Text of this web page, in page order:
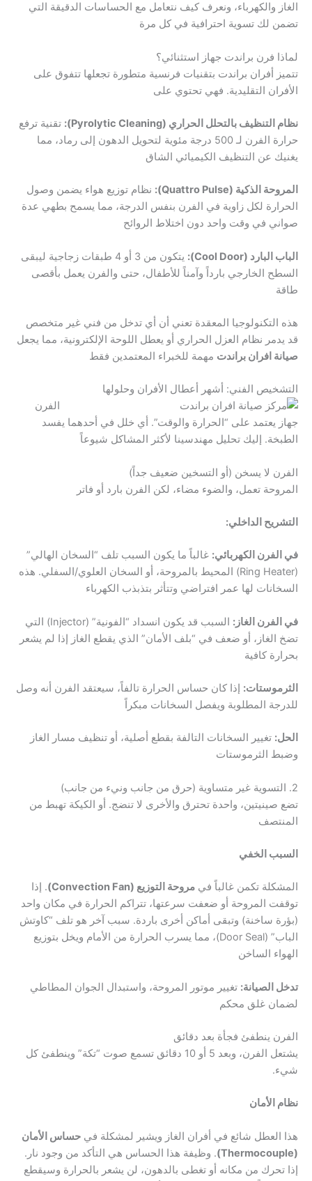
الغاز والكهرباء، ونعرف كيف نتعامل مع الحساسات الدقيقة التي
تضمن لك تسوية احترافية في كل مرة
لماذا فرن براندت جهاز استثنائي؟
تتميز أفران براندت بتقنيات فرنسية متطورة تجعلها تتفوق على
الأفران التقليدية. فهي تحتوي على
نظام التنظيف بالتحلل الحراري (Pyrolytic Cleaning):
تقنية ترفع
حرارة الفرن لـ 500 درجة مئوية لتحويل الدهون إلى رماد، مما
يغنيك عن التنظيف الكيميائي الشاق
المروحة الذكية (Quattro Pulse):
نظام توزيع هواء يضمن وصول
الحرارة لكل زاوية في الفرن بنفس الدرجة، مما يسمح بطهي عدة
صواني في وقت واحد دون اختلاط الروائح
الباب البارد (Cool Door):
يتكون من 3 أو 4 طبقات زجاجية ليبقى
السطح الخارجي بارداً وآمناً للأطفال، حتى والفرن يعمل بأقصى
طاقة
هذه التكنولوجيا المعقدة تعني أن أي تدخل من فني غير متخصص
قد يدمر نظام العزل الحراري أو يعطل اللوحة الإلكترونية، مما يجعل
صيانة افران براندت مهمة للخبراء المعتمدين فقط
التشخيص الفني: أشهر أعطال الأفران وحلولها
الفرن
جهاز يعتمد على “الحرارة والوقت”. أي خلل في أحدهما يفسد
الطبخة. إليك تحليل مهندسينا لأكثر المشاكل شيوعاً
الفرن لا يسخن (أو التسخين ضعيف جداً)
المروحة تعمل، والضوء مضاء، لكن الفرن بارد أو فاتر
التشريح الداخلي:
في الفرن الكهربائي: غالباً ما يكون السبب تلف “السخان الهالي”
(Ring Heater) المحيط بالمروحة، أو السخان العلوي/السفلي. هذه
السخانات لها عمر افتراضي وتتأثر بتذبذب الكهرباء
في الفرن الغاز:
السبب قد يكون انسداد “الفونية” (Injector) التي
تضخ الغاز، أو ضعف في “بلف الأمان” الذي يقطع الغاز إذا لم يشعر
بحرارة كافية
الثرموستات: إذا كان حساس الحرارة تالفاً، سيعتقد الفرن أنه وصل
للدرجة المطلوبة ويفصل السخانات مبكراً
الحل: تغيير السخانات التالفة بقطع أصلية، أو تنظيف مسار الغاز
وضبط الثرموستات
2. التسوية غير متساوية (حرق من جانب ونيء من جانب)
تضع صينيتين، واحدة تحترق والأخرى لا تنضج. أو الكيكة تهبط من
المنتصف
السبب الخفي
المشكلة تكمن غالباً في مروحة التوزيع (Convection Fan)
. إذا
توقفت المروحة أو ضعفت سرعتها، تتراكم الحرارة في مكان واحد
(بؤرة ساخنة) وتبقى أماكن أخرى باردة. سبب آخر هو تلف “كاوتش
الباب” (Door Seal)، مما يسرب الحرارة من الأمام ويخل بتوزيع
الهواء الساخن
تدخل الصيانة: تغيير موتور المروحة، واستبدال الجوان المطاطي
لضمان غلق محكم
الفرن ينطفئ فجأة بعد دقائق
يشتعل الفرن، وبعد 5 أو 10 دقائق تسمع صوت “تكة” وينطفئ كل
شيء.
نظام الأمان
هذا العطل شائع في أفران الغاز ويشير لمشكلة في حساس الأمان
(Thermocouple)
. وظيفة هذا الحساس هي التأكد من وجود نار.
إذا تحرك من مكانه أو تغطى بالدهون، لن يشعر بالحرارة وسيقطع